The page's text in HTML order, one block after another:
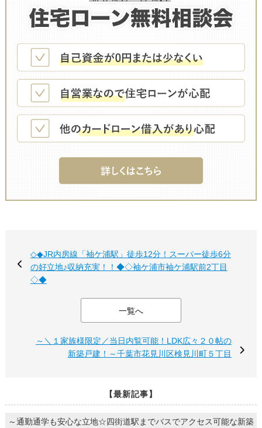
◇◆JR内房線「袖ケ浦駅」徒歩12分！スーパー徒歩6分
の好立地♪収納充実！！◆◇袖ケ浦市袖ケ浦駅前2丁目
◇◆
一覧へ
～＼１家族様限定／当日内覧可能！LDK広々２０帖の
新築戸建！～千葉市花見川区検見川町５丁目
【最新記事】
～通勤通学も安心な立地☆四街道駅までバスでアクセス可能な新築